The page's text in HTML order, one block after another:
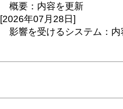
概要：内容を更新
[2026年07月28日]
影響を受けるシステム：内